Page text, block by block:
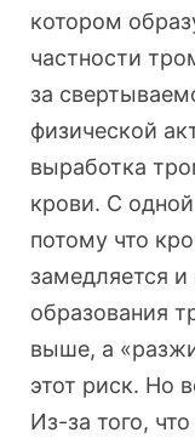
котором
частности
за
физической
выработка
крови. С
потому что
замедляется
образования
выше, а
этот риск. Но
Из-за того,